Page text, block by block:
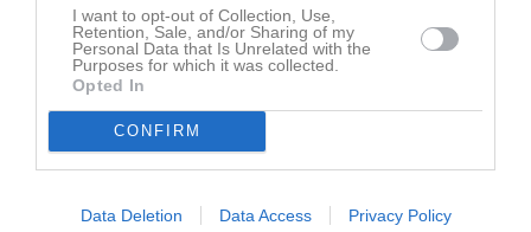
I want to opt-out of Collection, Use,
Retention, Sale, and/or Sharing of my
Personal Data that Is Unrelated with the
Purposes for which it was collected.
Opted In
CONFIRM
Data Deletion Data Access Privacy Policy
Ingen video uppladdad
Logga in och ladda upp ert första klipp
Senast uppdaterade album